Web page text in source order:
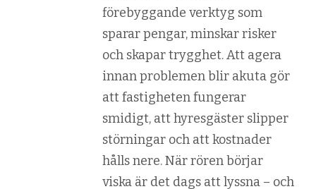
förebyggande verktyg som
sparar pengar, minskar risker
och skapar trygghet. Att agera
innan problemen blir akuta gör
att fastigheten fungerar
smidigt, att hyresgäster slipper
störningar och att kostnader
hålls nere. När rören börjar
viska är det dags att lyssna – och